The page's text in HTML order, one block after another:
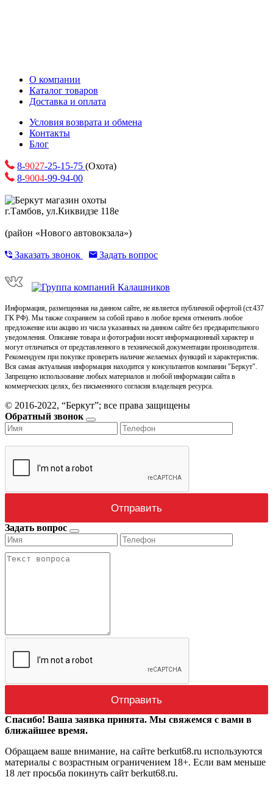
О компании
Каталог товаров
Доставка и оплата
Условия возврата и обмена
Контакты
Блог
8-9027-25-15-75 (Охота)
8-9004-99-94-00
г.Тамбов, ул.Киквидзе 118е
(район «Нового автовокзала»)
Заказать звонок Задать вопрос
Информация, размещенная на данном сайте, не является публичной офертой (ст.437
ГК РФ). Мы также сохраняем за собой право в любое время отменить любое
предложение или акцию из числа указанных на данном сайте без предварительного
уведомления. Описание товара и фотографии носят информационный характер и
могут отличаться от представленного в технической документации производителя.
Рекомендуем при покупке проверять наличие желаемых функций и характеристик.
Вся самая актуальная информация находится у консультантов компании "Беркут".
Запрещено использование любых материалов и любой информации сайта в
коммерческих целях, без письменного согласия владельцев ресурса.
© 2016-2022, “Беркут”; все права защищены
Обратный звонок
Задать вопрос
Спасибо! Ваша заявка принята. Мы свяжемся с вами в
ближайшее время.
Обращаем ваше внимание, на сайте berkut68.ru используются
материалы с возрастным ограничением 18+. Если вам меньше
18 лет просьба покинуть сайт berkut68.ru.